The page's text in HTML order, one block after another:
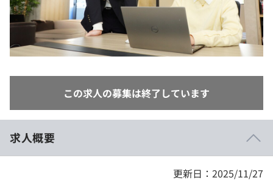
法人向けプラン
学校向けプラン
この求人の募集は終了しています
求人概要
更新日：2025/11/27